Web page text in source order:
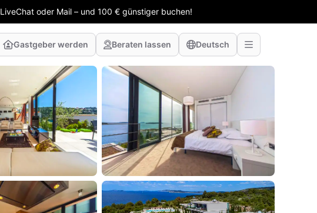
oder Mail – und 100 € günstiger buchen!
Gastgeber werden Beraten lassen Deutsch